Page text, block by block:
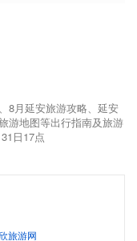
8月延安旅游攻略、延安
游地图等出行指南及旅游
日17点
旅游网